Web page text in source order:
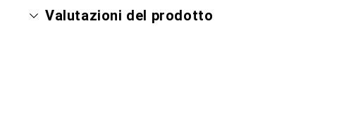
Valutazioni del prodotto